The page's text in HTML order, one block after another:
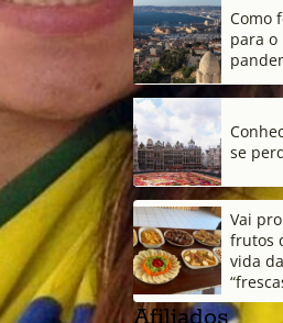
Como
para o
se
Vai
frutos
vida